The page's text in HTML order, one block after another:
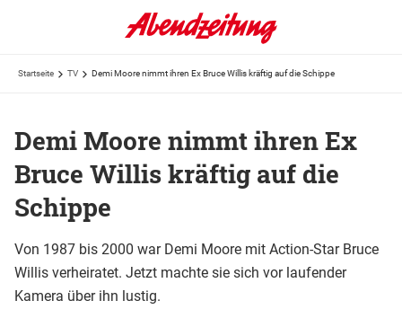
Startseite TV Demi Moore nimmt ihren Ex Bruce Willis kräftig auf die Schippe
Demi Moore nimmt ihren Ex
Bruce Willis kräftig auf die
Schippe
Von 1987 bis 2000 war Demi Moore mit Action-Star Bruce
Willis verheiratet. Jetzt machte sie sich vor laufender
Kamera über ihn lustig.